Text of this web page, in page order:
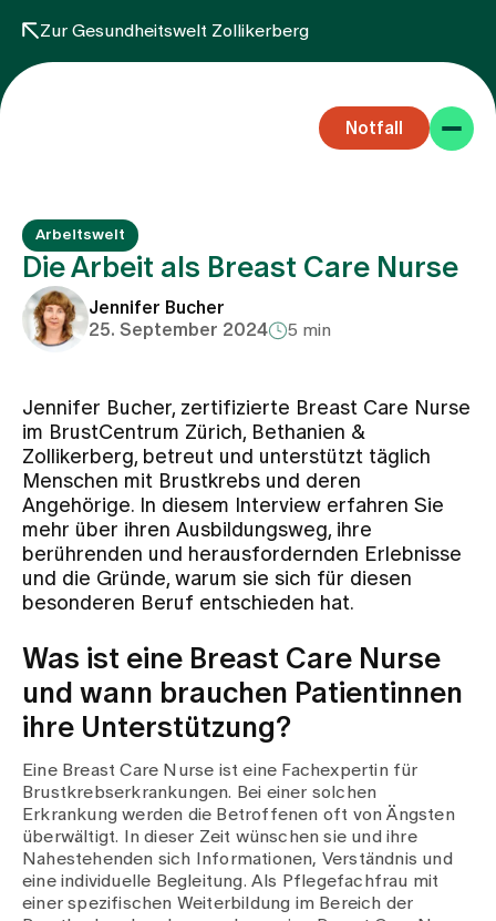
Zur Gesundheitswelt Zollikerberg
Notfall
Fachbereiche
Aufenthalt
Team
Zuweisende
Über uns
Aktuelles
Jobs & Karriere
Arbeitswelt
Die Arbeit als Breast Care Nurse
Jennifer Bucher
25. September 2024
5 min
Jennifer Bucher, zertifizierte Breast Care Nurse
im BrustCentrum Zürich, Bethanien &
Zollikerberg, betreut und unterstützt täglich
Menschen mit Brustkrebs und deren
Angehörige. In diesem Interview erfahren Sie
mehr über ihren Ausbildungsweg, ihre
berührenden und herausfordernden Erlebnisse
und die Gründe, warum sie sich für diesen
besonderen Beruf entschieden hat.
Was ist eine Breast Care Nurse
und wann brauchen Patientinnen
ihre Unterstützung?
Eine Breast Care Nurse ist eine Fachexpertin für
Brustkrebserkrankungen. Bei einer solchen
Erkrankung werden die Betroffenen oft von Ängsten
überwältigt. In dieser Zeit wünschen sie und ihre
Nahestehenden sich Informationen, Verständnis und
eine individuelle Begleitung. Als Pflegefachfrau mit
einer spezifischen Weiterbildung im Bereich der